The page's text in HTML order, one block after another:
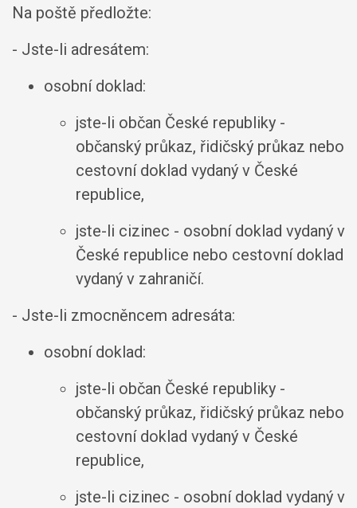
Na poště předložte:
- Jste-li adresátem:
osobní doklad:
jste-li občan České republiky -
občanský průkaz, řidičský průkaz nebo
cestovní doklad vydaný v České
republice,
jste-li cizinec - osobní doklad vydaný v
České republice nebo cestovní doklad
vydaný v zahraničí.
- Jste-li zmocněncem adresáta:
osobní doklad:
jste-li občan České republiky -
občanský průkaz, řidičský průkaz nebo
cestovní doklad vydaný v České
republice,
jste-li cizinec - osobní doklad vydaný v